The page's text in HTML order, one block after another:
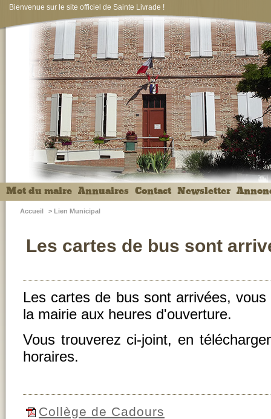
Bienvenue sur le site officiel de Sainte Livrade !
Mot du maire Annuaires Contact Newsletter
Accueil > Lien Municipal
Les cartes de bus sont
Les cartes de bus sont arrivées,
la mairie aux heures d'ouverture.
Vous trouverez ci-joint, en
horaires.
Collège de Cadours